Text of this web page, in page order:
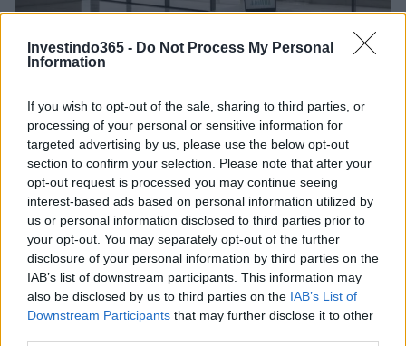
Investindo365 - Do Not Process My Personal
Information
If you wish to opt-out of the sale, sharing to third parties, or
processing of your personal or sensitive information for
targeted advertising by us, please use the below opt-out
section to confirm your selection. Please note that after your
opt-out request is processed you may continue seeing
interest-based ads based on personal information utilized by
us or personal information disclosed to third parties prior to
your opt-out. You may separately opt-out of the further
disclosure of your personal information by third parties on the
IAB’s list of downstream participants. This information may
also be disclosed by us to third parties on the IAB’s List of
Downstream Participants that may further disclose it to other
Plano de governo de Lula: soberania, investimentos e reforma
tributária
Rafael Oliveira · 9 ago 2026
NÃO CLASSIFICADO